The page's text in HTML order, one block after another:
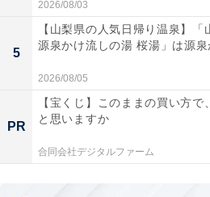
で、以後、積極的なグローバル展開を進め
2026/08/03
5
【山梨県の人気日帰り温泉】「
源泉かけ流しの湯 桜湯」は源泉
2026/08/05
PR
【宝くじ】このままの買い方で
と思いますか
合同会社デジタルファーム